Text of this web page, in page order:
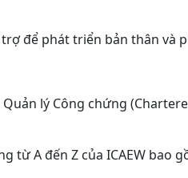
để phát triển bản thân
lý Công chứng
A đến Z của ICAEW bao